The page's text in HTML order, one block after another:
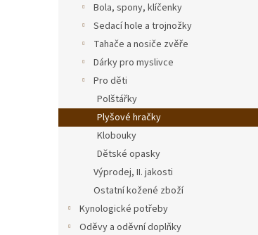
Bola, spony, klíčenky
Sedací hole a trojnožky
Tahače a nosiče zvěře
Dárky pro myslivce
Pro děti
Polštářky
Plyšové hračky
Klobouky
Dětské opasky
Výprodej, II. jakosti
Ostatní kožené zboží
Kynologické potřeby
Oděvy a oděvní doplňky